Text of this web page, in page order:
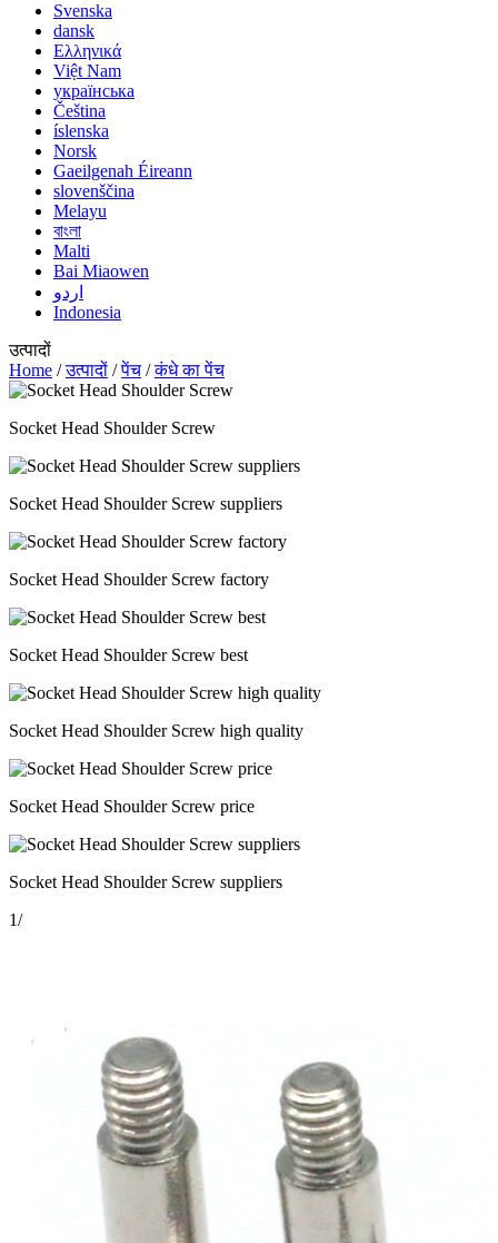
Svenska
dansk
Ελληνικά
Việt Nam
українська
Čeština
íslenska
Norsk
Gaeilgenah Éireann
slovenščina
Melayu
বাংলা
Malti
Bai Miaowen
اردو
Indonesia
उत्पादों
Home /उत्पादों /पेंच /कंधे का पेंच
Socket Head Shoulder Screw
Socket Head Shoulder Screw suppliers
Socket Head Shoulder Screw factory
Socket Head Shoulder Screw best
Socket Head Shoulder Screw high quality
Socket Head Shoulder Screw price
Socket Head Shoulder Screw suppliers
1/